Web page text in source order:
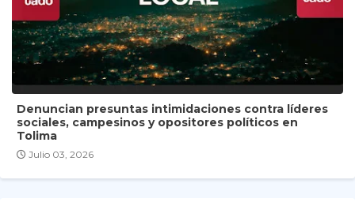
Denuncian presuntas intimidaciones contra líderes
sociales, campesinos y opositores políticos en
Tolima
Julio 03, 2026